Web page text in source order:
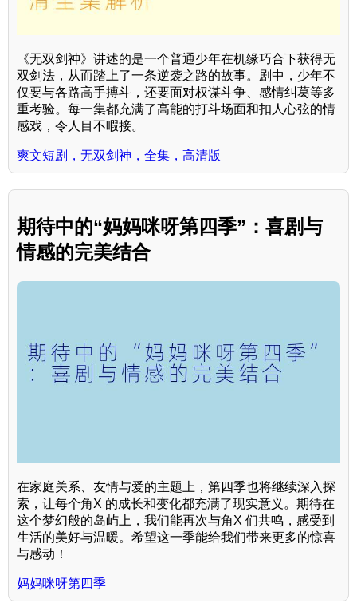
《无双剑神》讲述的是一个普通少年在机缘巧合下获得无
双剑法，从而踏上了一条逆袭之路的故事。剧中，少年不
仅要与各路高手搏斗，还要面对权谋斗争、感情纠葛等多
重考验。每一集都充满了高能的打斗场面和扣人心弦的情
感戏，令人目不暇接。
爽文短剧，无双剑神，全集，高清版
期待中的“妈妈咪呀第四季”：喜剧与
情感的完美结合
在家庭关系、友情与爱的主题上，第四季也将继续深入探
索，让每个角X 的成长和变化都充满了现实意义。期待在
这个梦幻般的岛屿上，我们能再次与角X 们共鸣，感受到
生活的美好与温暖。希望这一季能给我们带来更多的惊喜
与感动！
妈妈咪呀第四季